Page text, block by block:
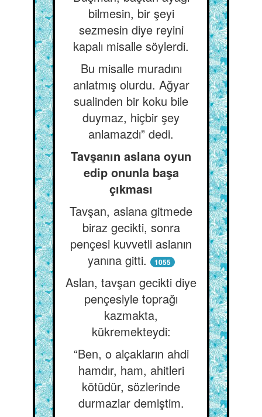
bilmesin, bir şeyi
sezmesin diye reyini
kapalı misalle söylerdi.
Bu misalle muradını
anlatmış olurdu. Ağyar
sualinden bir koku bile
duymaz, hiçbir şey
anlamazdı” dedi.
Tavşanın aslana oyun
edip onunla başa
çıkması
Tavşan, aslana gitmede
biraz gecikti, sonra
pençesi kuvvetli aslanın
yanına gitti.
1055
Aslan, tavşan gecikti diye
pençesiyle toprağı
kazmakta,
kükremekteydi:
“Ben, o alçakların ahdi
hamdır, ham, ahitleri
kötüdür, sözlerinde
durmazlar demiştim.